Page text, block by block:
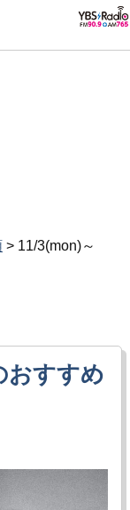
> 11/3(mon)～
おすすめ